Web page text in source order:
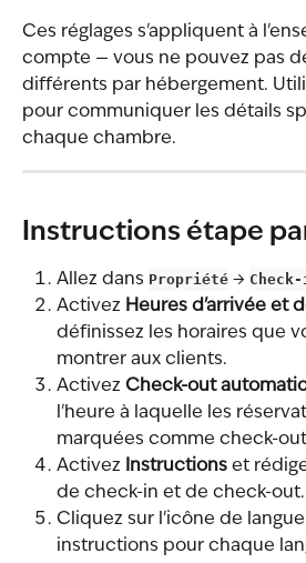
Ces réglages s'appliquent à
compte — vous ne pouvez pas
différents par hébergement.
pour communiquer les détails
chaque chambre.
Instructions étape
Allez dans Propriété →
Activez Heures d'arrivée et
définissez les horaires que
montrer aux clients.
Activez Check-out
l'heure à laquelle les
marquées comme check-
Activez Instructions et
de check-in et de check-out.
Cliquez sur l'icône de
instructions pour chaque